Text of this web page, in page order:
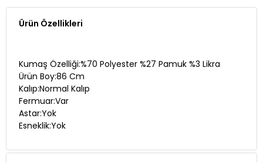
Ürün Özellikleri
Kumaş Özelliği:%70 Polyester %27 Pamuk %3 Likra
Ürün Boy:86 Cm
Kalıp:Normal Kalıp
Fermuar:Var
Astar:Yok
Esneklik:Yok